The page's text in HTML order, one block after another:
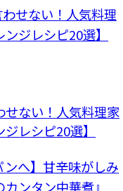
せない！人気料理家
レシピ20選】